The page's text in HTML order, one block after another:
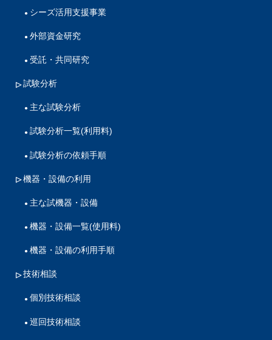
シーズ活用支援事業
外部資金研究
受託・共同研究
試験分析
主な試験分析
試験分析一覧(利用料)
試験分析の依頼手順
機器・設備の利用
主な試機器・設備
機器・設備一覧(使用料)
機器・設備の利用手順
技術相談
個別技術相談
巡回技術相談